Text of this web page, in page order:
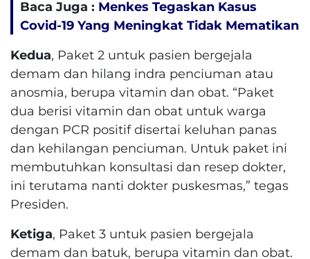
Baca Juga : Menkes Tegaskan Kasus
Covid-19 Yang Meningkat Tidak Mematikan
Kedua, Paket 2 untuk pasien bergejala
demam dan hilang indra penciuman atau
anosmia, berupa vitamin dan obat. “Paket
dua berisi vitamin dan obat untuk warga
dengan PCR positif disertai keluhan panas
dan kehilangan penciuman. Untuk paket ini
membutuhkan konsultasi dan resep dokter,
ini terutama nanti dokter puskesmas,” tegas
Presiden.
Ketiga, Paket 3 untuk pasien bergejala
demam dan batuk, berupa vitamin dan obat.